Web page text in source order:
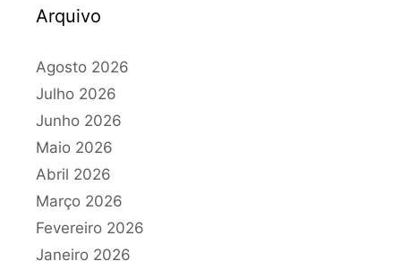
Arquivo
Agosto 2026
Julho 2026
Junho 2026
Maio 2026
Abril 2026
Março 2026
Fevereiro 2026
Janeiro 2026